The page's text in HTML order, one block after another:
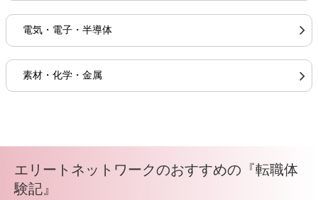
電気・電子・半導体
素材・化学・金属
エリートネットワークのおすすめの『転職体
験記』